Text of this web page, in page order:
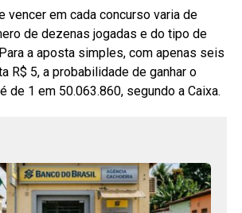
vencer em cada concurso varia de
de dezenas jogadas e do tipo de
a aposta simples, com apenas seis
R$ 5, a probabilidade de ganhar o
de 1 em 50.063.860, segundo a Caixa.